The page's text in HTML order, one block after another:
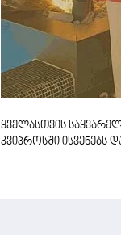
ყველასთვის
კვიპროსში ისვენებს